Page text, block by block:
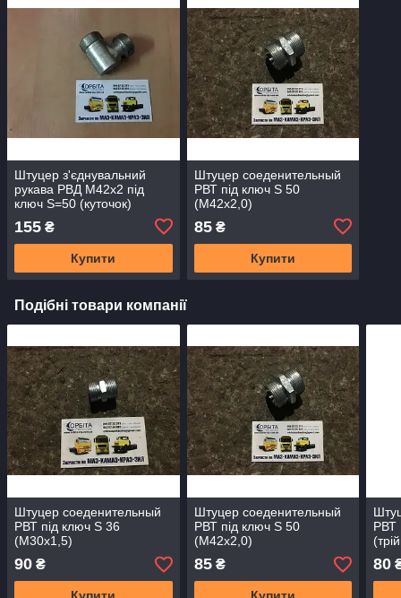
Штуцер з'єднувальний
рукава РВД М42х2 під
ключ S=50 (куточок)
155 ₴
Купити
Штуцер соеденительный
РВТ під ключ S 50
(М42х2,0)
85₴
Купити
Подібні товари компанії
Штуцер соеденительный
РВТ під ключ S 36
(М30х1,5)
90 ₴
Штуцер соеденительный
РВТ під ключ S 50
(М42х2,0)
85₴
РВТ
80